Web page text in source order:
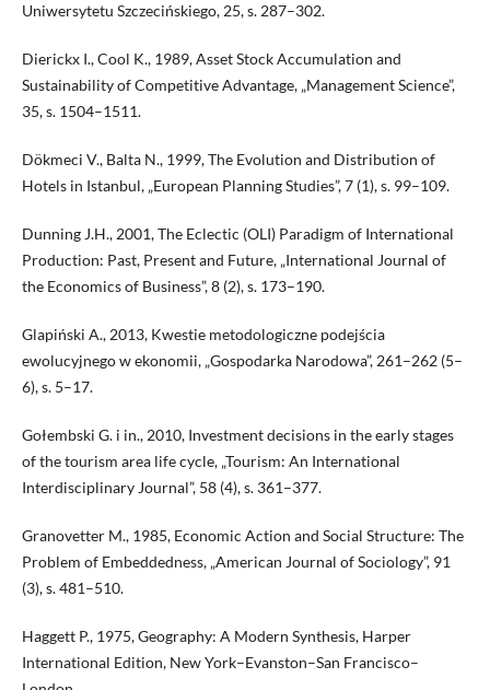
Uniwersytetu Szczecińskiego, 25, s. 287–302.
Dierickx I., Cool K., 1989, Asset Stock Accumulation and
Sustainability of Competitive Advantage, „Management Science”,
35, s. 1504–1511.
Dökmeci V., Balta N., 1999, The Evolution and Distribution of
Hotels in Istanbul, „European Planning Studies”, 7 (1), s. 99–109.
Dunning J.H., 2001, The Eclectic (OLI) Paradigm of International
Production: Past, Present and Future, „International Journal of
the Economics of Business”, 8 (2), s. 173–190.
Glapiński A., 2013, Kwestie metodologiczne podejścia
ewolucyjnego w ekonomii, „Gospodarka Narodowa”, 261–262 (5–
6), s. 5–17.
Gołembski G. i in., 2010, Investment decisions in the early stages
of the tourism area life cycle, „Tourism: An International
Interdisciplinary Journal”, 58 (4), s. 361–377.
Granovetter M., 1985, Economic Action and Social Structure: The
Problem of Embeddedness, „American Journal of Sociology”, 91
(3), s. 481–510.
Haggett P., 1975, Geography: A Modern Synthesis, Harper
International Edition, New York–Evanston–San Francisco–